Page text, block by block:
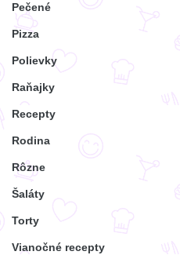
Pečené
Pizza
Polievky
Raňajky
Recepty
Rodina
Rôzne
Šaláty
Torty
Vianočné recepty